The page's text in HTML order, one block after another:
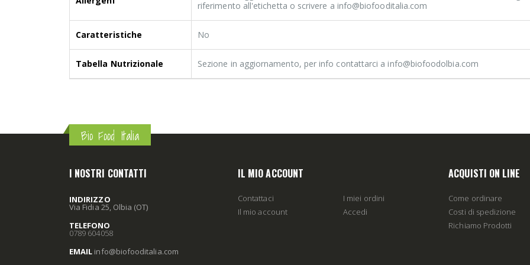
riferimento all'etichetta o scrivere a info@biofooditalia.com
Caratteristiche No
Tabella Nutrizionale Sezione in aggiornamento, per info contattarci a info@biofoodolbia.com
Bio Food Italia
I NOSTRI CONTATTI
INDIRIZZO
Via Fidia 25, Olbia (OT)
TELEFONO
0789 604058
EMAIL info@biofooditalia.com
IL MIO ACCOUNT
Contattaci
Il mio account
I miei ordini
Accedi
ACQUISTI ON LINE
Come ordinare
Costi di spedizione
Richiamo Prodotti